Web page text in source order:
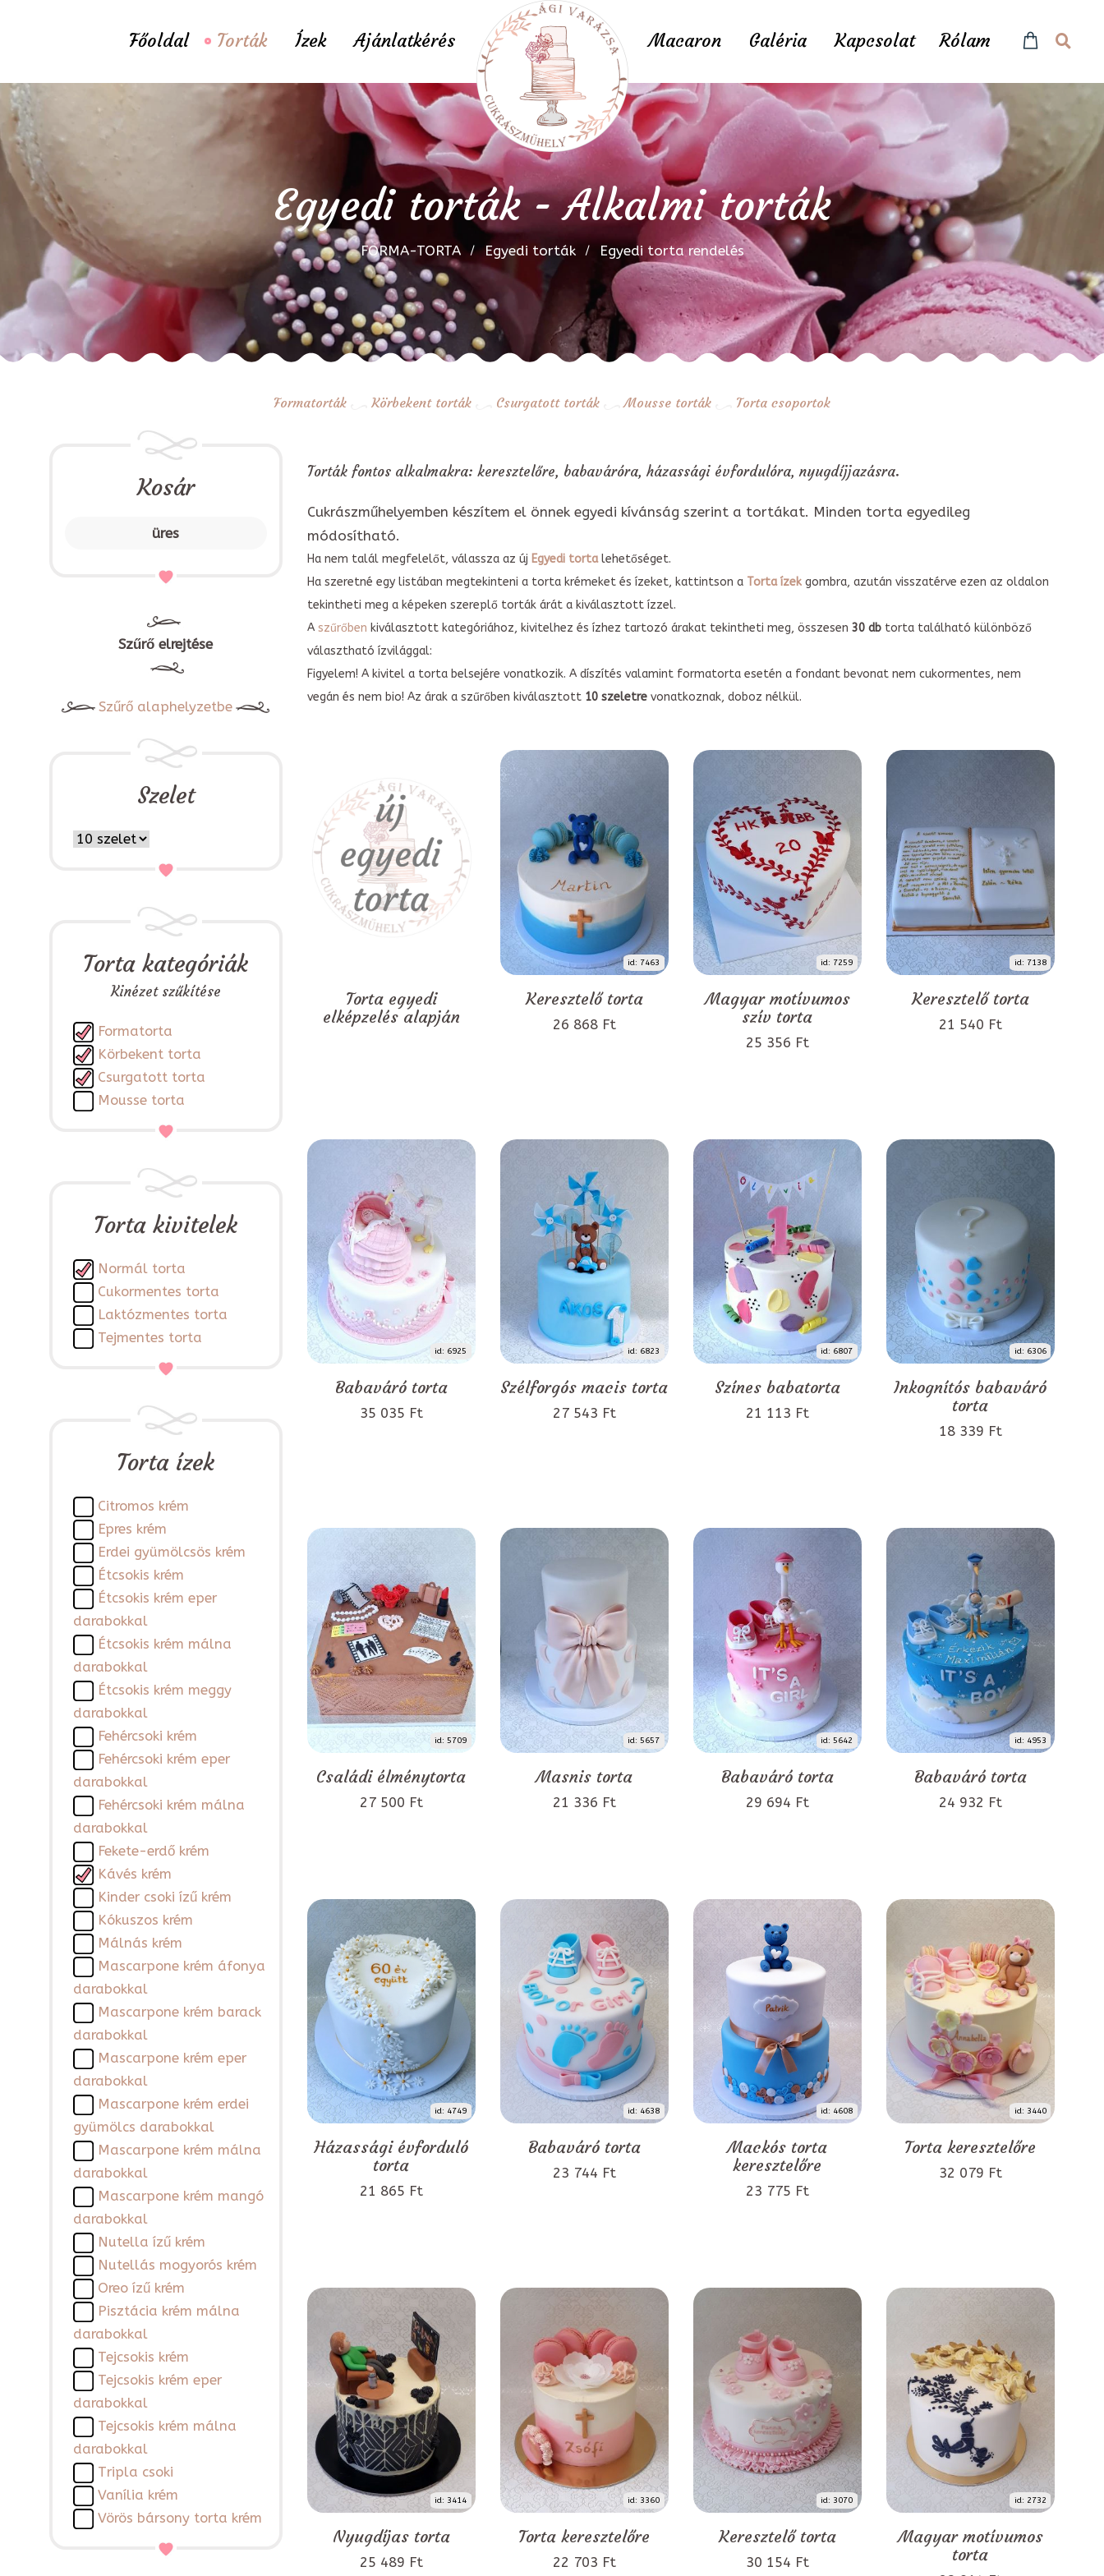
Főoldal Torták Ízek Ajánlatkérés Macaron Galéria Kapcsolat Rólam
Egyedi torták - Alkalmi torták
FORMA-TORTA Egyedi torták Egyedi torta rendelés
Formatorták Körbekent torták Csurgatott torták Mousse torták Torta csoportok
Kosár
üres
Szűrő elrejtése
Szűrő alaphelyzetbe
Szelet
Torta kategóriák
Kinézet szűkítése
Formatorta
Körbekent torta
Csurgatott torta
Mousse torta
Torta kivitelek
Normál torta
Cukormentes torta
Laktózmentes torta
Tejmentes torta
Torta ízek
Citromos krém
Epres krém
Erdei gyümölcsös krém
Étcsokis krém
Étcsokis krém eper
darabokkal
Étcsokis krém málna
darabokkal
Étcsokis krém meggy
darabokkal
Fehércsoki krém
Fehércsoki krém eper
darabokkal
Fehércsoki krém málna
darabokkal
Fekete-erdő krém
Kávés krém
Kinder csoki ízű krém
Kókuszos krém
Málnás krém
Mascarpone krém áfonya
darabokkal
Mascarpone krém barack
darabokkal
Mascarpone krém eper
darabokkal
Mascarpone krém erdei
gyümölcs darabokkal
Mascarpone krém málna
darabokkal
Mascarpone krém mangó
darabokkal
Nutella ízű krém
Nutellás mogyorós krém
Oreo ízű krém
Pisztácia krém málna
darabokkal
Tejcsokis krém
Tejcsokis krém eper
darabokkal
Tejcsokis krém málna
darabokkal
Tripla csoki
Vanília krém
Vörös bársony torta krém
Torták fontos alkalmakra: keresztelőre, babaváróra, házassági évfordulóra, nyugdíjjazásra.
Cukrászműhelyemben készítem el önnek egyedi kívánság szerint a tortákat. Minden torta egyedileg
módosítható.
Ha nem talál megfelelőt, válassza az új Egyedi tortalehetőséget.
Ha szeretné egy listában megtekinteni a torta krémeket és ízeket, kattintson a Torta ízekgombra, azután visszatérve ezen az oldalon
tekintheti meg a képeken szereplő torták árát a kiválasztott ízzel.
A szűrőben kiválasztott kategóriához, kivitelhez és ízhez tartozó árakat tekintheti meg, összesen 30 dbtorta található különböző
választható ízvilággal:
Figyelem! A kivitel a torta belsejére vonatkozik. A díszítés valamint formatorta esetén a fondant bevonat nem cukormentes, nem
vegán és nem bio! Az árak a szűrőben kiválasztott 10 szeletrevonatkoznak, doboz nélkül.
Torta egyedi
elképzelés alapján
id: 7463
Keresztelő torta
26 868 Ft
id: 7259
Magyar motívumos
szív torta
25 356 Ft
id: 7138
Keresztelő torta
21 540 Ft
id: 6925
Babaváró torta
35 035 Ft
id: 6823
Szélforgós macis torta
27 543 Ft
id: 6807
Színes babatorta
21 113 Ft
id: 6306
Inkognítós babaváró
torta
18 339 Ft
id: 5709
Családi élménytorta
27 500 Ft
id: 5657
Masnis torta
21 336 Ft
id: 5642
Babaváró torta
29 694 Ft
id: 4953
Babaváró torta
24 932 Ft
id: 4749
Házassági évforduló
torta
21 865 Ft
id: 4638
Babaváró torta
23 744 Ft
id: 4608
Mackós torta
keresztelőre
23 775 Ft
id: 3440
Torta keresztelőre
32 079 Ft
id: 3414
Nyugdíjas torta
25 489 Ft
id: 3360
Torta keresztelőre
22 703 Ft
id: 3070
Keresztelő torta
30 154 Ft
id: 2732
Magyar motívumos
torta